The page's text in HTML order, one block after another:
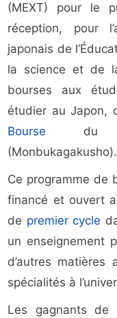
(MEXT) pour le
réception, pour
japonais de
la science et de
bourses aux
étudier au Japon,
Bourse du
(Monbukagakusho).
Ce programme de
financé et ouvert
de premier cycle
un enseignement
d’autres matières
spécialités à
Les gagnants de